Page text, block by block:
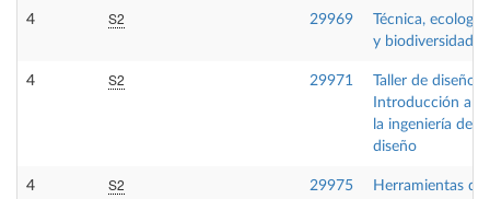
4 S2 29969
Técnica, ecología
y biodiversidad
4 S2 29971
Taller de diseño:
Introducción a
la ingeniería de
diseño
4 S2 29975
Herramientas de